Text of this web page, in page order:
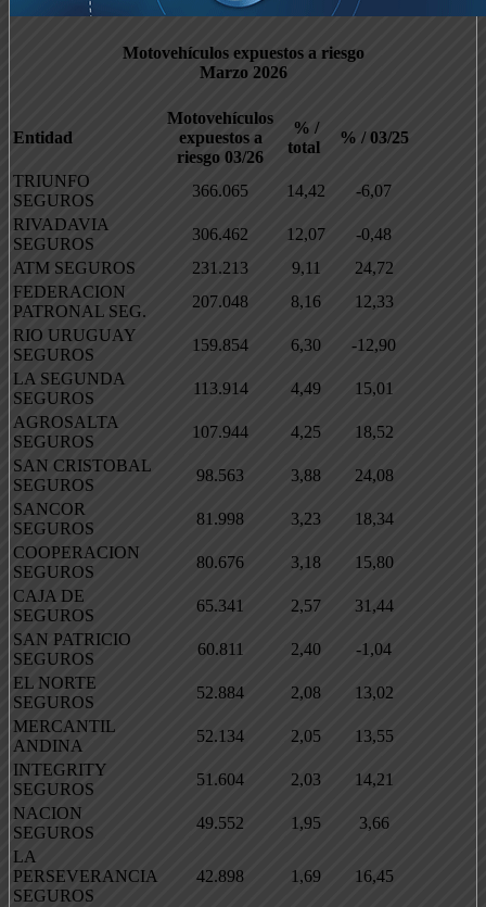
Motovehículos expuestos a riesgo
Marzo 2026
Entidad
Motovehículos
expuestos a
riesgo 03/26
% /
total
% / 03/25
TRIUNFO
SEGUROS
366.065 14,42
-6,07
RIVADAVIA
SEGUROS
306.462 12,07
-0,48
ATM SEGUROS
231.213 9,11
24,72
FEDERACION
PATRONAL SEG.
207.048 8,16
12,33
RIO URUGUAY
SEGUROS
159.854 6,30
-12,90
LA SEGUNDA
SEGUROS
113.914 4,49
15,01
AGROSALTA
SEGUROS
107.944 4,25
18,52
SAN CRISTOBAL
SEGUROS
98.563 3,88
24,08
SANCOR
SEGUROS
81.998 3,23
18,34
COOPERACION
SEGUROS
80.676 3,18
15,80
CAJA DE
SEGUROS
65.341 2,57
31,44
SAN PATRICIO
SEGUROS
60.811 2,40
-1,04
EL NORTE
SEGUROS
52.884 2,08
13,02
MERCANTIL
ANDINA
52.134 2,05
13,55
INTEGRITY
SEGUROS
51.604 2,03
14,21
NACION
SEGUROS
49.552 1,95
3,66
LA
PERSEVERANCIA
SEGUROS
42.898 1,69 16,45